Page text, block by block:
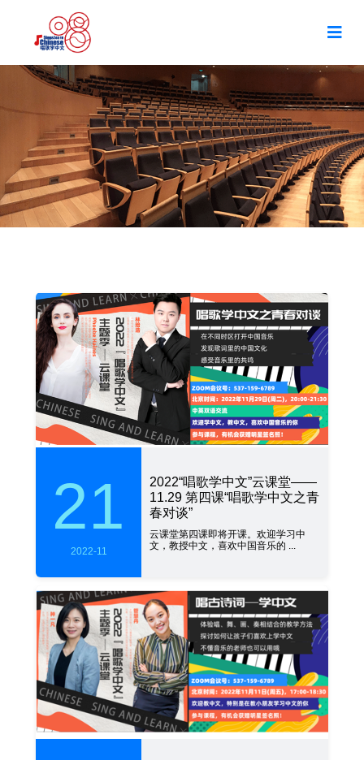
21
2022-11
2022“唱歌学中文”云课堂——
11.29 第四课“唱歌学中文之青
春对谈”
云课堂第四课即将开课。欢迎学习中
文，教授中文，喜欢中国音乐的 ...